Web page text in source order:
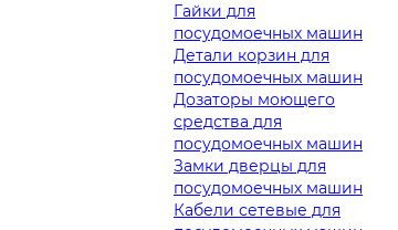
Гайки для
посудомоечных машин
Детали корзин для
посудомоечных машин
Дозаторы моющего
средства для
посудомоечных машин
Замки дверцы для
посудомоечных машин
Кабели сетевые для